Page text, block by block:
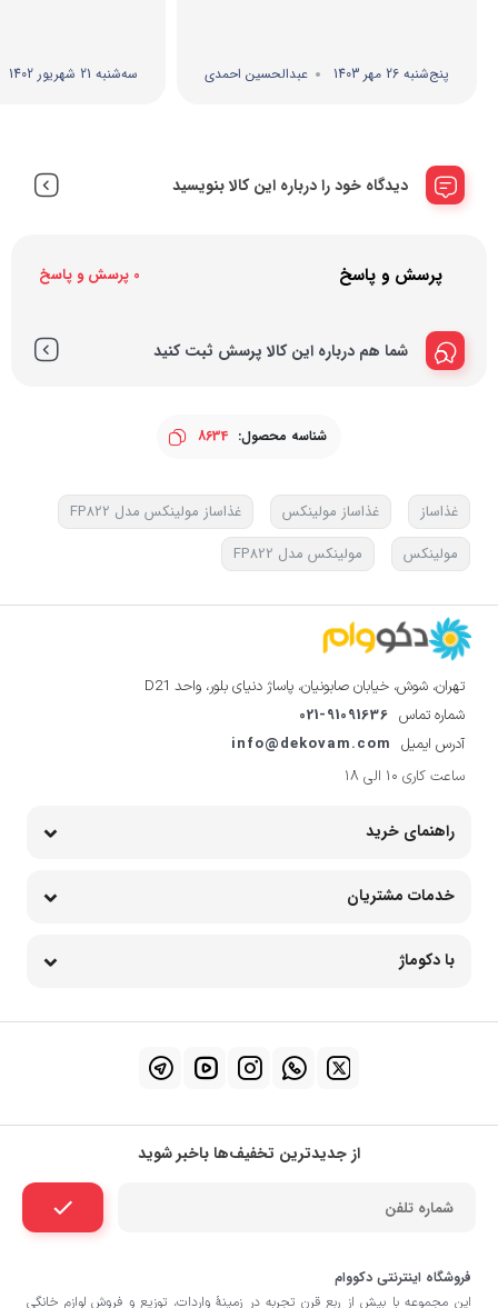
پنج‌شنبه 26 مهر 1403 عبدالحسین احمدی سه‌شنبه 21 شهریور 1402
دیدگاه خود را درباره این کالا بنویسید
پرسش و پاسخ 0 پرسش و پاسخ
شما هم درباره این کالا پرسش ثبت کنید
شناسه محصول: 8634
غذاساز غذاساز مولینکس
غذاساز مولینکس مدل FP822
مولینکس
مولینکس مدل FP822
تهران، شوش، خیابان صابونیان، پاساژ دنیای بلور، واحد D21
شماره تماس 021-91091636
آدرس ایمیل info@dekovam.com
ساعت کاری 10 الی 18
راهنمای خرید
خدمات مشتریان
با دکوماژ
از جدیدترین تخفیف‌ها باخبر شوید
فروشگاه اینترنتی دکووام
این مجموعه با بيش از ربع قرن تجربه در زمينۀ واردات، توزيع و فروش لوازم خانگی